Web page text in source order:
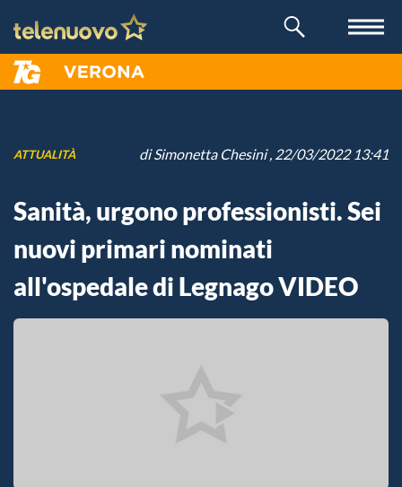
ATTUALITÀ diSimonetta Chesini, 22/03/2022 13:41
Sanità, urgono professionisti. Sei
nuovi primari nominati
all'ospedale di Legnago VIDEO